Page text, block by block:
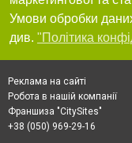
Умови обробки
див. "Політика
Реклама на сайті
Робота в нашій компанії
Франшиза "CitySites"
+38 (050) 969-29-16